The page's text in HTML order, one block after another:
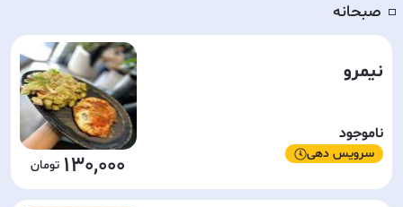
◽️ صبحانه
نیمرو
ناموجود
سرویس دهی 130,000